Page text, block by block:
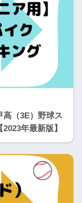
高（3E）野球ス
年最新版】